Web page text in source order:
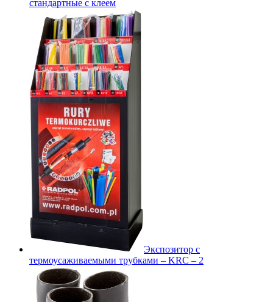
стандартные с клеем
Экспозитор с
термоусаживаемыми трубками – KRC – 2